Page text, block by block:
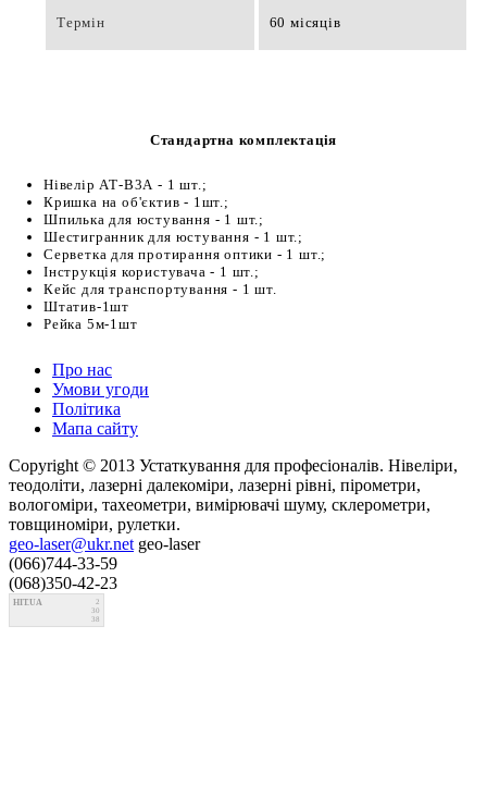
Термін 60 місяців
Стандартна комплектація
Нівелір АТ-В3А - 1 шт.;
Кришка на об'єктив - 1шт.;
Шпилька для юстування - 1 шт.;
Шестигранник для юстування - 1 шт.;
Серветка для протирання оптики - 1 шт.;
Інструкція користувача - 1 шт.;
Кейс для транспортування - 1 шт.
Штатив-1шт
Рейка 5м-1шт
Про нас
Умови угоди
Політика
Мапа сайту
Copyright © 2013 Устаткування для професіоналів. Нівеліри,
теодоліти, лазерні далекоміри, лазерні рівні, пірометри,
вологоміри, тахеометри, вимірювачі шуму, склерометри,
товщиноміри, рулетки.
geo-laser@ukr.net geo-laser
(066)744-33-59
(068)350-42-23
HIT.UA
2
30
38